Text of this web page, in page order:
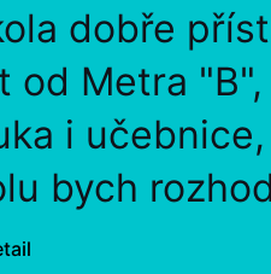
dobře
od Metra
i
bych